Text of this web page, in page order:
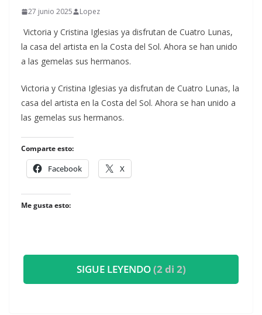
27 junio 2025 Lopez
Victoria y Cristina Iglesias ya disfrutan de Cuatro Lunas,
la casa del artista en la Costa del Sol. Ahora se han unido
a las gemelas sus hermanos.
​Victoria y Cristina Iglesias ya disfrutan de Cuatro Lunas, la
casa del artista en la Costa del Sol. Ahora se han unido a
las gemelas sus hermanos.
Comparte esto:
Facebook X
Me gusta esto:
SIGUE LEYENDO(2 di 2)